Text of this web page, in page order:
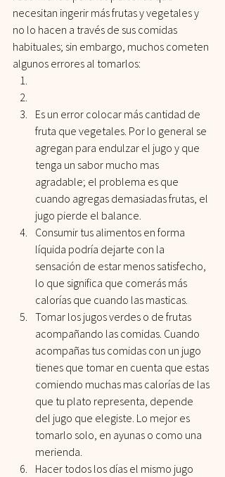
necesitan ingerir más frutas y vegetales y
no lo hacen a través de sus comidas
habituales; sin embargo, muchos cometen
algunos errores al tomarlos:
Es un error colocar más cantidad de
fruta que vegetales. Por lo general se
agregan para endulzar el jugo y que
tenga un sabor mucho mas
agradable; el problema es que
cuando agregas demasiadas frutas, el
jugo pierde el balance.
Consumir tus alimentos en forma
líquida podría dejarte con la
sensación de estar menos satisfecho,
lo que significa que comerás más
calorías que cuando las masticas.
Tomar los jugos verdes o de frutas
acompañando las comidas. Cuando
acompañas tus comidas con un jugo
tienes que tomar en cuenta que estas
comiendo muchas mas calorías de las
que tu plato representa, depende
del jugo que elegiste. Lo mejor es
tomarlo solo, en ayunas o como una
merienda.
Hacer todos los días el mismo jugo